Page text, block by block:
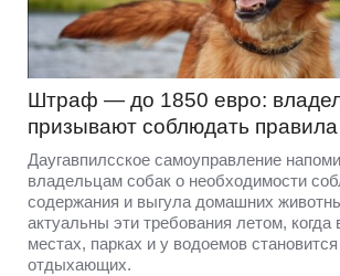
Штраф — до 1850 евро:
призывают соблюдать правила
Даугавпилсское самоуправление
владельцам собак о необходимости
содержания и выгула домашних
актуальны эти требования летом,
местах, парках и у водоемов
отдыхающих.